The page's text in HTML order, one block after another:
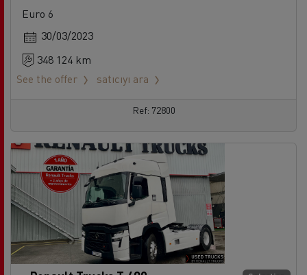
Euro 6
30/03/2023
348 124 km
See the offer
satıcıyı ara
Ref: 72800